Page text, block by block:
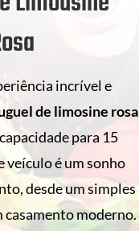
incrível e
de limosine rosa
para 15
veículo é um sonho
desde um simples
casamento moderno.